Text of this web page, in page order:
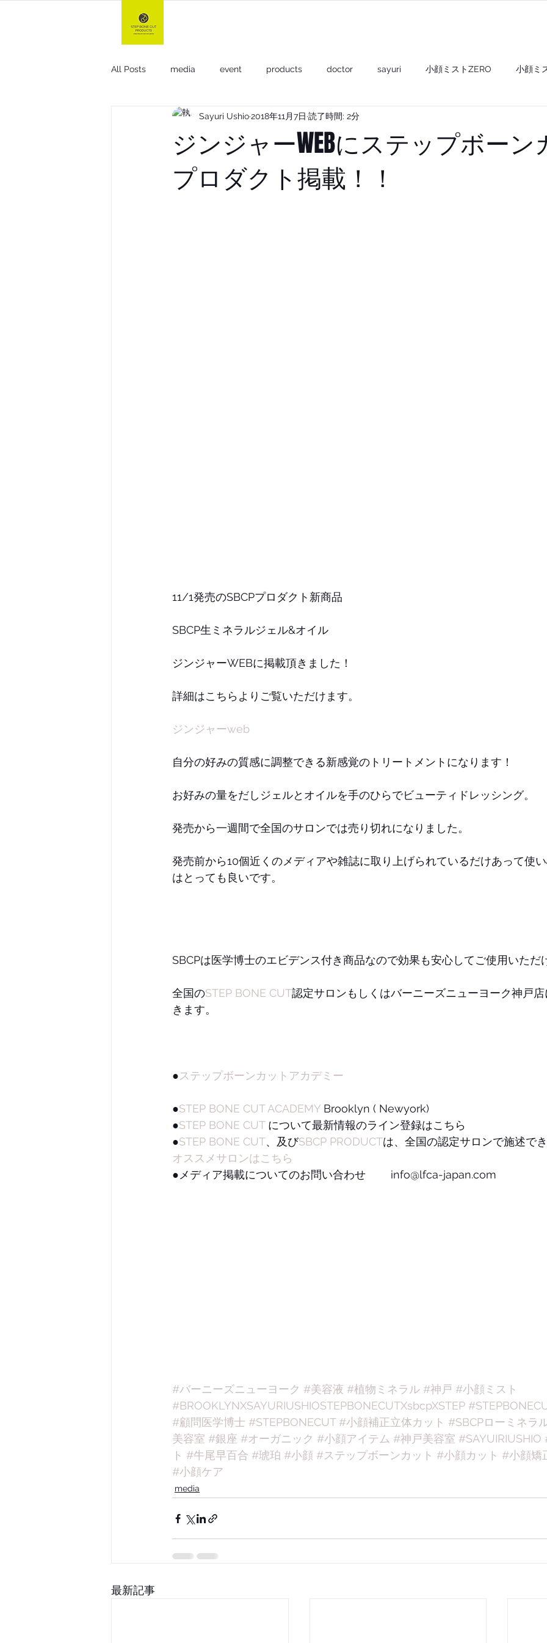
All Posts media event products doctor sayuri 小顔ミストZERO 小顔ミ
gel & oil +n 小顔ミスト+ shampoo+ gel & oil+
For hair stylist
ジンジャーWEBにステップボーン
プロダクト掲載！！
Sayuri Ushio2018年11月7日 読了時間: 2分
11/1発売のSBCPプロダクト新商品
SBCP生ミネラルジェル&オイル
ジンジャーWEBに掲載頂きました！
詳細はこちらよりご覧いただけます。
ジンジャーweb
自分の好みの質感に調整できる新感覚のトリートメントになります！
お好みの量をだしジェルとオイルを手のひらでビューティドレッシング。
発売から一週間で全国のサロンでは売り切れになりました。
発売前から10個近くのメディアや雑誌に取り上げられているだけあって使
はとっても良いです。
SBCPは医学博士のエビデンス付き商品なので効果も安心してご使用いただ
全国のSTEP BONE CUT認定サロンもしくはバーニーズニューヨーク神戸
きます。
●ステップボーンカットアカデミー
●STEP BONE CUT ACADEMY Brooklyn ( Newyork)
●STEP BONE CUT について最新情報のライン登録はこちら
●STEP BONE CUT、及びSBCP PRODUCTは、全国の認定サロンで施述で
オススメサロンはこちら
●メディア掲載についてのお問い合わせ　　 info@lfca-japan.com
#バーニーズニューヨーク #美容液 #植物ミネラル #神戸 #小顔ミスト
#BROOKLYNXSAYURIUSHIOSTEPBONECUTXsbcpXSTEP
#顧問医学博士 #STEPBONECUT #小顔補正立体カット #SBCPローミネラ
美容室 #銀座 #オーガニック #小顔アイテム #神戸美容室 #SAYUIRIUSHIO
ト #牛尾早百合 #琥珀 #小顔 #ステップボーンカット #小顔カット #小顔矯
#小顔ケア
media
最新記事